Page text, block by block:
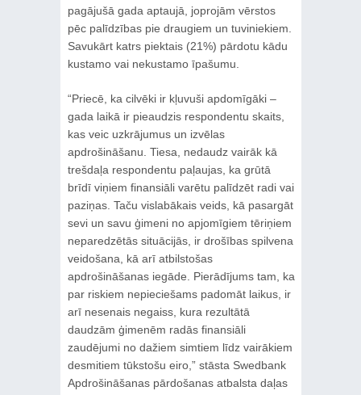
pagājušā gada aptaujā, joprojām vērstos
pēc palīdzības pie draugiem un tuviniekiem.
Savukārt katrs piektais (21%) pārdotu kādu
kustamo vai nekustamo īpašumu.
“Priecē, ka cilvēki ir kļuvuši apdomīgāki –
gada laikā ir pieaudzis respondentu skaits,
kas veic uzkrājumus un izvēlas
apdrošināšanu. Tiesa, nedaudz vairāk kā
trešdaļa respondentu paļaujas, ka grūtā
brīdī viņiem finansiāli varētu palīdzēt radi vai
paziņas. Taču vislabākais veids, kā pasargāt
sevi un savu ģimeni no apjomīgiem tēriņiem
neparedzētās situācijās, ir drošības spilvena
veidošana, kā arī atbilstošas
apdrošināšanas iegāde. Pierādījums tam, ka
par riskiem nepieciešams padomāt laikus, ir
arī nesenais negaiss, kura rezultātā
daudzām ģimenēm radās finansiāli
zaudējumi no dažiem simtiem līdz vairākiem
desmitiem tūkstošu eiro,” stāsta Swedbank
Apdrošināšanas pārdošanas atbalsta daļas